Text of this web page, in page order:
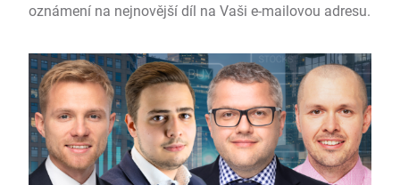
oznámení na nejnovější díl na Vaši e-mailovou adresu.